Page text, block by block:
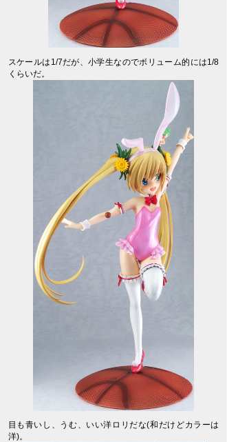
スケールは1/7だが、小学生なのでボリューム的には1/8
くらいだ。
目も青いし、うむ、いい洋ロリだな(和だけどカラーは
洋)。